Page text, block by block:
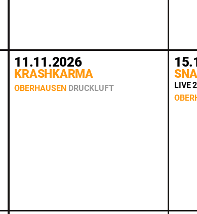
11.11.2026
KRASHKARMA
OBERHAUSEN DRUCKLUFT
LIVE